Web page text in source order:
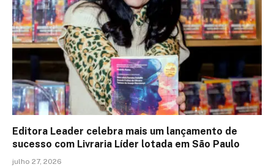
Editora Leader celebra mais um lançamento de
sucesso com Livraria Líder lotada em São Paulo
julho 27, 2026